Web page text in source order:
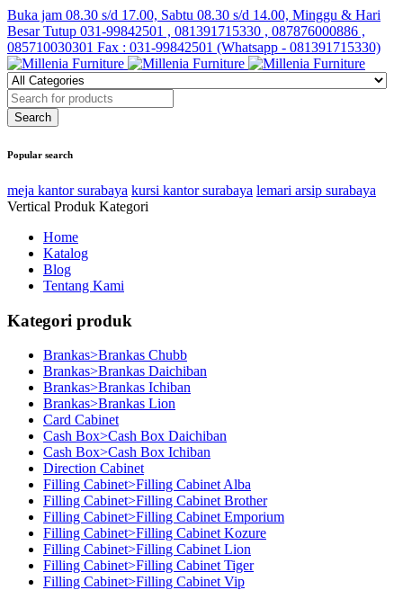
Buka jam 08.30 s/d 17.00, Sabtu 08.30 s/d 14.00, Minggu & Hari
Besar Tutup 031-99842501 , 081391715330 , 087876000886 ,
085710030301 Fax : 031-99842501 (Whatsapp - 081391715330)
Popular search
meja kantor surabaya kursi kantor surabaya lemari arsip surabaya
Vertical Produk Kategori
Home
Katalog
Blog
Tentang Kami
Kategori produk
Brankas>Brankas Chubb
Brankas>Brankas Daichiban
Brankas>Brankas Ichiban
Brankas>Brankas Lion
Card Cabinet
Cash Box>Cash Box Daichiban
Cash Box>Cash Box Ichiban
Direction Cabinet
Filling Cabinet>Filling Cabinet Alba
Filling Cabinet>Filling Cabinet Brother
Filling Cabinet>Filling Cabinet Emporium
Filling Cabinet>Filling Cabinet Kozure
Filling Cabinet>Filling Cabinet Lion
Filling Cabinet>Filling Cabinet Tiger
Filling Cabinet>Filling Cabinet Vip